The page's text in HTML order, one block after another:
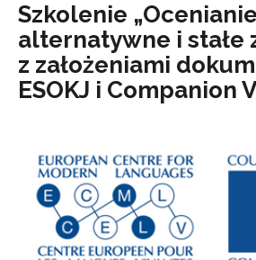
Szkolenie „Ocenianie
alternatywne i stałe
z założeniami
ESOKJ i Companion